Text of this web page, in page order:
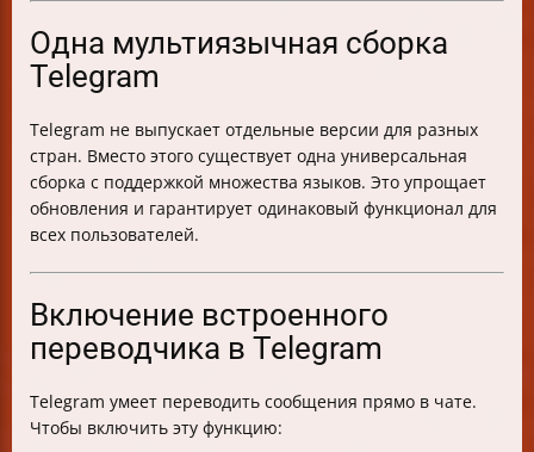
Одна мультиязычная сборка
Telegram
Telegram не выпускает отдельные версии для разных
стран. Вместо этого существует одна универсальная
сборка с поддержкой множества языков. Это упрощает
обновления и гарантирует одинаковый функционал для
всех пользователей.
Включение встроенного
переводчика в Telegram
Telegram умеет переводить сообщения прямо в чате.
Чтобы включить эту функцию: